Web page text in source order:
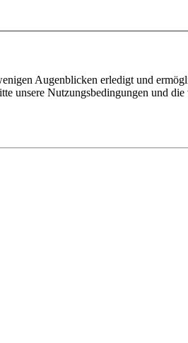
Augenblicken erledigt und
unsere Nutzungsbedingungen und